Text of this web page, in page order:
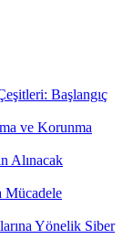
Başlangıç
ve Korunma
Alınacak
Mücadele
Yönelik Siber